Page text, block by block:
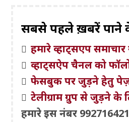
सबसे पहले ख़बरें पाने
हमारे व्हाट्सएप
व्हाट्सऐप चैनल को
फेसबुक पर जुड़ने हेतु
टेलीग्राम ग्रुप से जुड़ने
हमारे इस नंबर